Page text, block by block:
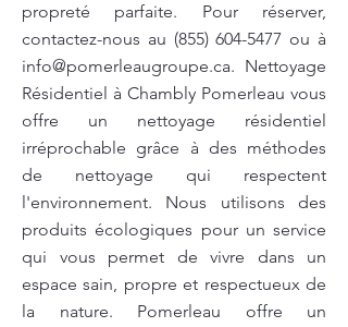
propreté parfaite. Pour réserver,
contactez-nous au (855) 604-5477 ou à
info@pomerleaugroupe.ca. Nettoyage
Résidentiel à Chambly Pomerleau vous
offre un nettoyage résidentiel
irréprochable grâce à des méthodes
de nettoyage qui respectent
l'environnement. Nous utilisons des
produits écologiques pour un service
qui vous permet de vivre dans un
espace sain, propre et respectueux de
la nature. Pomerleau offre un